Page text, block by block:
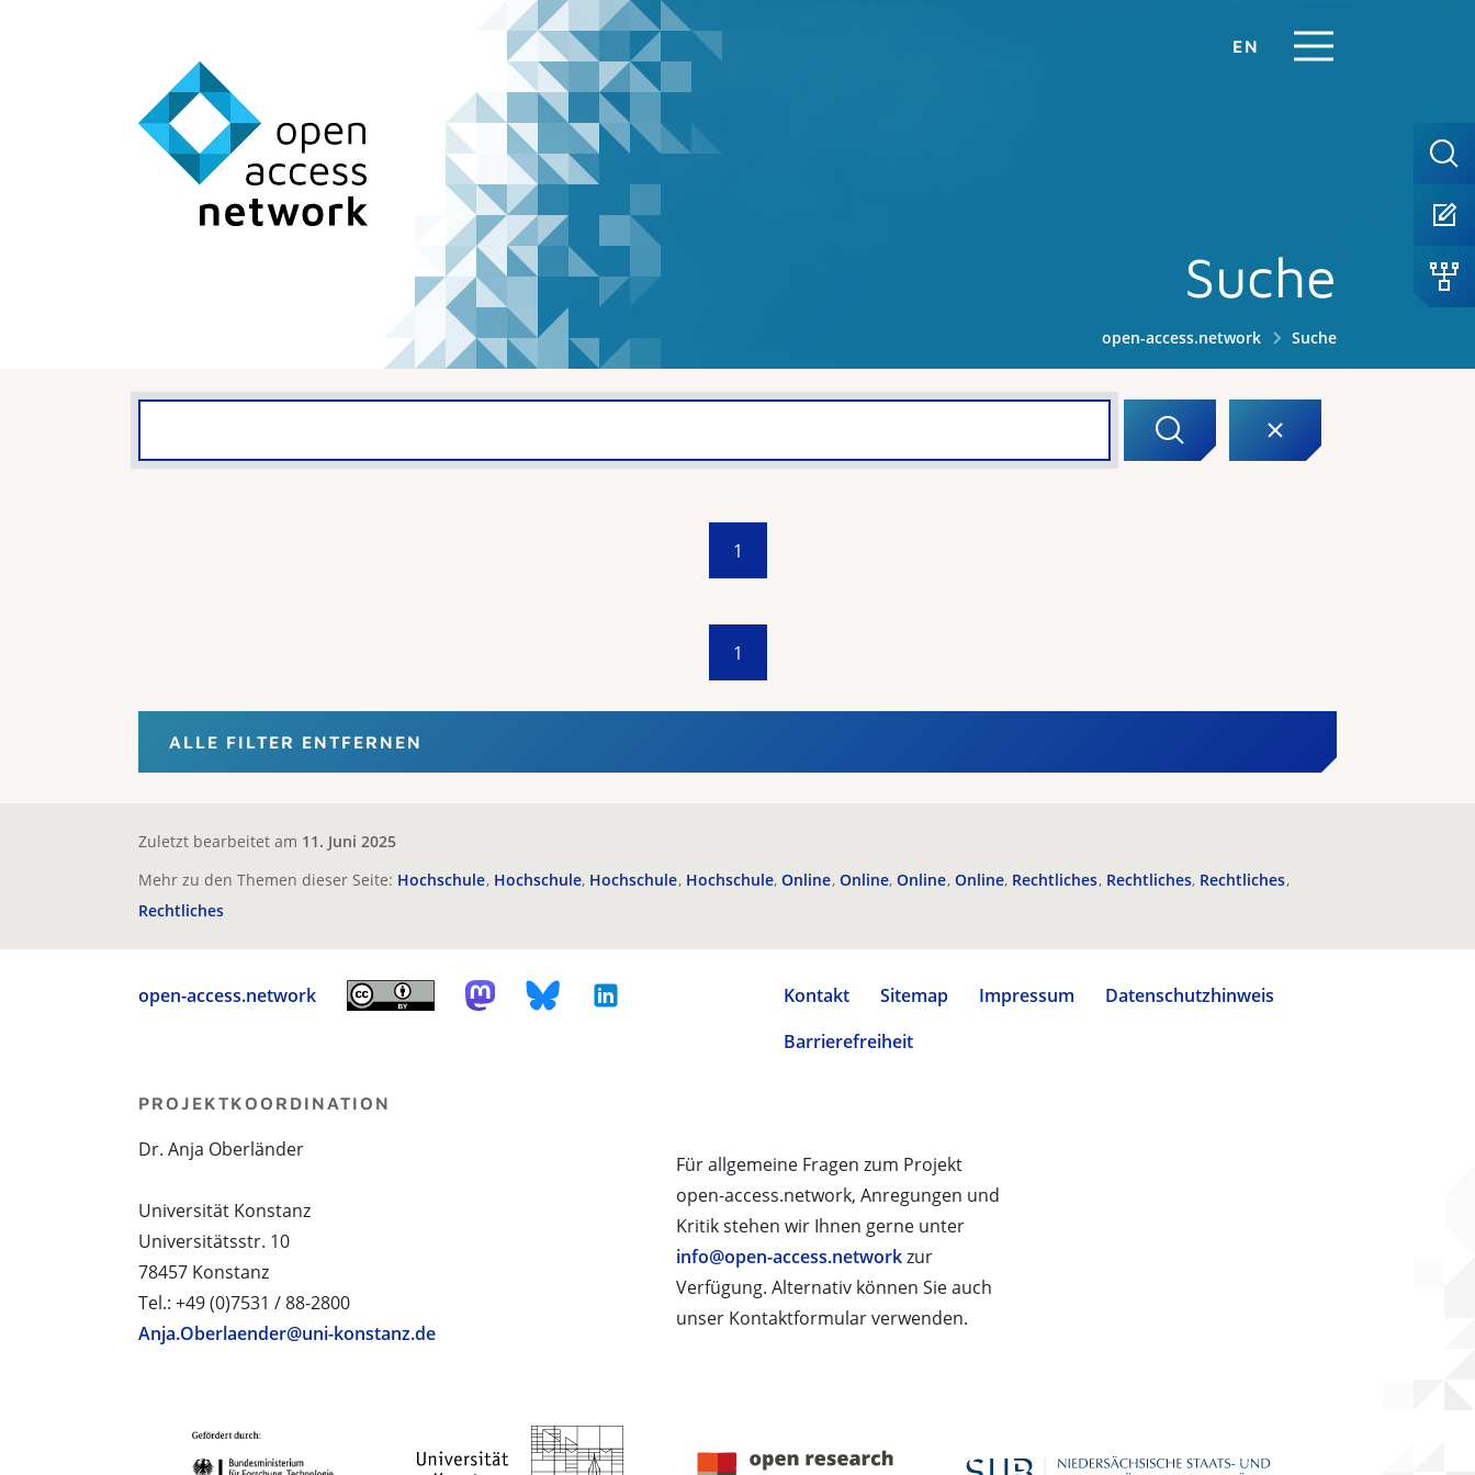
EN
Suche
open-access.network Suche
1
1
ALLE FILTER ENTFERNEN
Zuletzt bearbeitet am 11. Juni 2025
Mehr zu den Themen dieser Seite: Hochschule Hochschule Hochschule Hochschule Online Online Online Online Rechtliches Rechtliches Rechtliches
Rechtliches
open-access.network Kontakt Sitemap Impressum
Datenschutzhinweis
Barrierefreiheit
Für allgemeine Fragen zum Projekt
open-access.network, Anregungen und
Kritik stehen wir Ihnen gerne unter
info@open-access.networkzur
Verfügung. Alternativ können Sie auch
unser Kontaktformular verwenden.
PROJEKTKOORDINATION
Dr. Anja Oberländer
Universität Konstanz
Universitätsstr. 10
78457 Konstanz
Tel.: +49 (0)7531 / 88-2800
Anja.Oberlaender@uni-konstanz.de